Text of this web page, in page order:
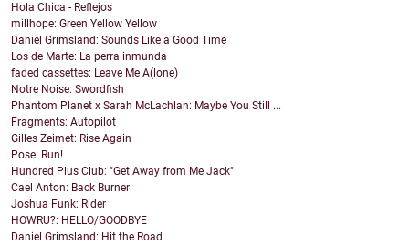
Hola Chica - Reflejos
millhope: Green Yellow Yellow
Daniel Grimsland: Sounds Like a Good Time
Los de Marte: La perra inmunda
faded cassettes: Leave Me A(lone)
Notre Noise: Swordfish
Phantom Planet x Sarah McLachlan: Maybe You Still ...
Fragments: Autopilot
Gilles Zeimet: Rise Again
Pose: Run!
Hundred Plus Club: "Get Away from Me Jack"
Cael Anton: Back Burner
Joshua Funk: Rider
HOWRU?: HELLO/GOODBYE
Daniel Grimsland: Hit the Road